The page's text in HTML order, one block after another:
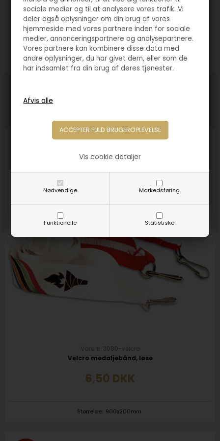
sociale medier og til at analysere vores trafik. Vi
deler også oplysninger om din brug af vores
hjemmeside med vores partnere inden for sociale
medier, annonceringspartnere og analysepartnere.
Vores partnere kan kombinere disse data med
andre oplysninger, du har givet dem, eller som de
har indsamlet fra din brug af deres tjenester.
Nødvendige Markedsføring
Funktionelle Statistiske
Vis cookie detaljer
Hos Pokalforum har vi siden 2006 leveret medaljer til
sportsklubber, skoler, institutioner og virksomheder i hele
Danmark. Vi sender direkte fra vores egen produktion, så
medaljerne leveres hurtigt og er klar til uddeling ved jeres
næste arrangement.
Varenr. 3080-velcro
Velcro medaljebånd, løse
6,50 DKK
Størrelse: 900x200mm